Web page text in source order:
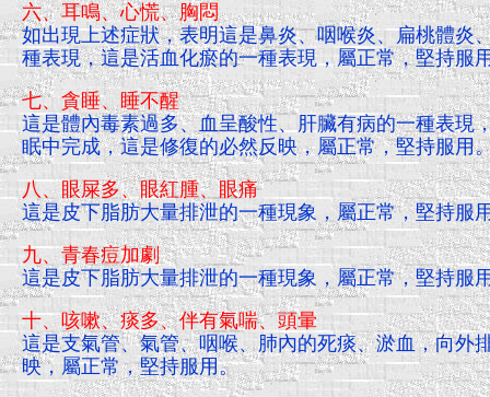
六、耳鳴、心慌、胸悶
如出現上述症狀，表明這是鼻炎、咽喉炎、扁桃體炎
種表現，這是活血化瘀的一種表現，屬正常，堅持服
七、貪睡、睡不醒
這是體內毒素過多、血呈酸性、肝臟有病的一種表現
眠中完成，這是修復的必然反映，屬正常，堅持服用
八、眼屎多、眼紅腫、眼痛
這是皮下脂肪大量排泄的一種現象，屬正常，堅持服
九、青春痘加劇
這是皮下脂肪大量排泄的一種現象，屬正常，堅持服
十、咳嗽、痰多、伴有氣喘、頭暈
這是支氣管、氣管、咽喉、肺內的死痰、淤血，向外
映，屬正常，堅持服用。